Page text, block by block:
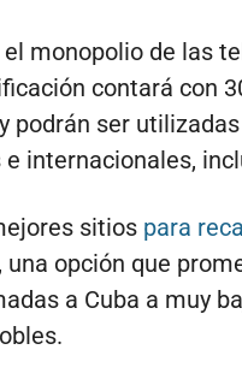
monopolio de las
contará con
podrán ser
internacionales,
sitios para
, una opción que
a Cuba a muy